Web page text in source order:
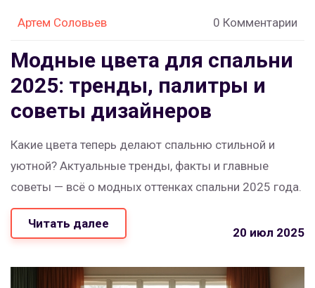
Артем Соловьев 0 Комментарии
Модные цвета для спальни
2025: тренды, палитры и
советы дизайнеров
Какие цвета теперь делают спальню стильной и
уютной? Актуальные тренды, факты и главные
советы — всё о модных оттенках спальни 2025 года.
Читать далее
20 июл 2025